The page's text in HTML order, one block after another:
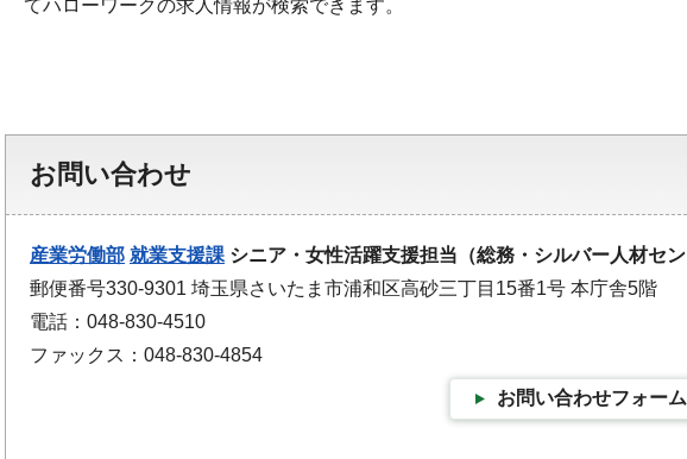
てハローワークの求人情報が検索できます。
お問い合わせ
産業労働部 就業支援課 シニア・女性活躍支援担当（総務・シルバー人材セ
郵便番号330-9301 埼玉県さいたま市浦和区高砂三丁目15番1号 本庁舎5階
電話：048-830-4510
ファックス：048-830-4854
お問い合わせフォーム